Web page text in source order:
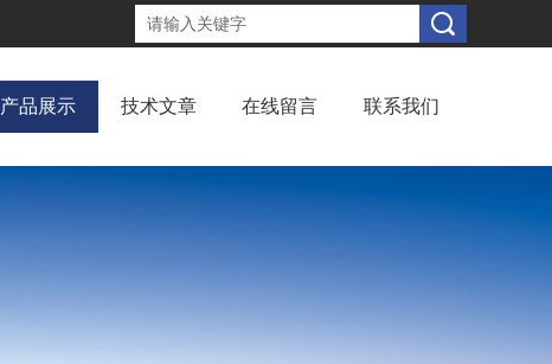
产品展示 技术文章 在线留言 联系我们